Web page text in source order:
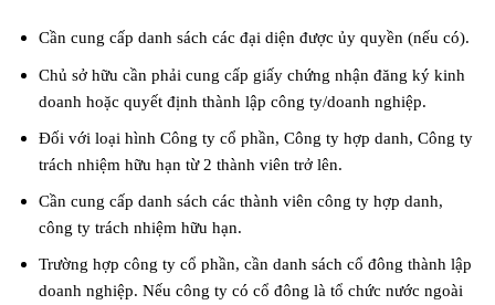
Cần cung cấp danh sách các đại diện được ủy quyền (nếu có).
Chủ sở hữu cần phải cung cấp giấy chứng nhận đăng ký kinh
doanh hoặc quyết định thành lập công ty/doanh nghiệp.
Đối với loại hình Công ty cổ phần, Công ty hợp danh, Công ty
trách nhiệm hữu hạn từ 2 thành viên trở lên.
Cần cung cấp danh sách các thành viên công ty hợp danh,
công ty trách nhiệm hữu hạn.
Trường hợp công ty cổ phần, cần danh sách cổ đông thành lập
doanh nghiệp. Nếu công ty có cổ đông là tổ chức nước ngoài